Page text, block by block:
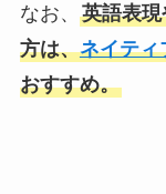
なお、 英語表
方は、ネイティ
おすすめ。